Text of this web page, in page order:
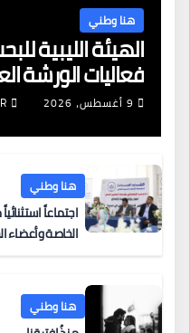
هنا وطني
الهيئة الليبية
فعاليات الورشة
للمهندسين
9 أغسطس، 2026
هنا وطني
اجتماعاً
الخاصة وأعضاء
هنا وطني